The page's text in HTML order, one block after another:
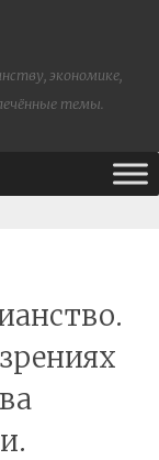
экономике,
темы.